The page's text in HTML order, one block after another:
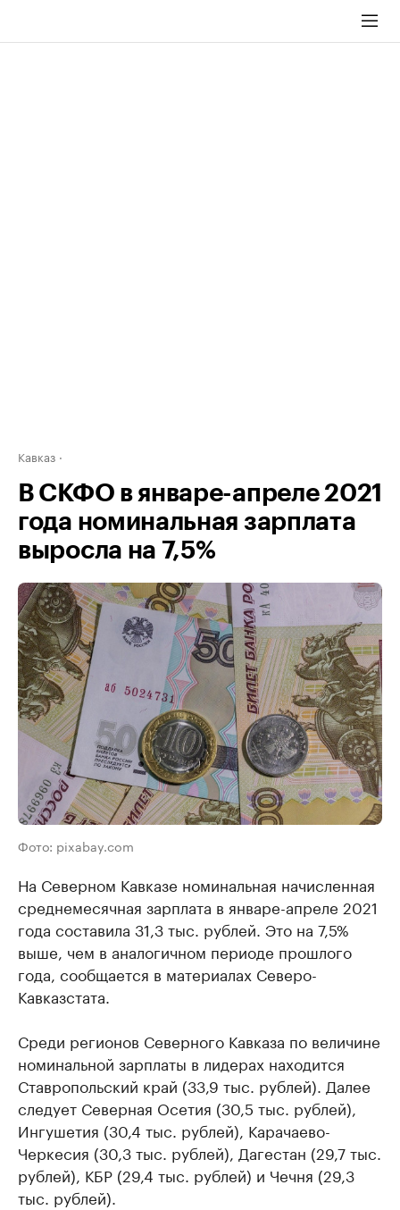
Кавказ
В СКФО в январе-апреле 2021
года номинальная зарплата
выросла на 7,5%
Фото: pixabay.com
На Северном Кавказе номинальная начисленная
среднемесячная зарплата в январе-апреле 2021
года составила 31,3 тыс. рублей. Это на 7,5%
выше, чем в аналогичном периоде прошлого
года, сообщается в материалах Северо-
Кавказстата.
Среди регионов Северного Кавказа по величине
номинальной зарплаты в лидерах находится
Ставропольский край (33,9 тыс. рублей). Далее
следует Северная Осетия (30,5 тыс. рублей),
Ингушетия (30,4 тыс. рублей), Карачаево-
Черкесия (30,3 тыс. рублей), Дагестан (29,7 тыс.
рублей), КБР (29,4 тыс. рублей) и Чечня (29,3
тыс. рублей).